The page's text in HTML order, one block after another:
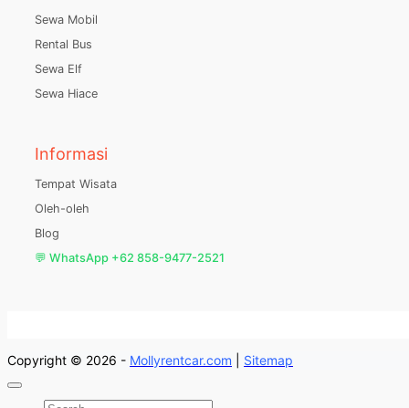
Sewa Mobil
Rental Bus
Sewa Elf
Sewa Hiace
Informasi
Tempat Wisata
Oleh-oleh
Blog
💬 WhatsApp +62 858-9477-2521
Copyright © 2026 - Mollyrentcar.com Sitemap